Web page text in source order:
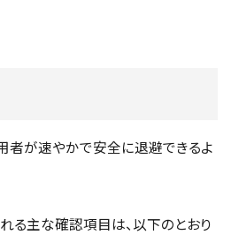
者が速やかで安全に退避できるよ
る主な確認項目は、以下のとおり